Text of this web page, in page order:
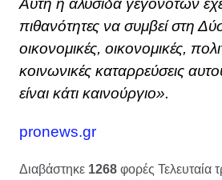
πιθανότητες να συμβεί στη
οικονομικές, οικονομικές,
κοινωνικές καταρρεύσεις
είναι κάτι καινούργιο».
pronews.gr
Διαβάστηκε 1268 φορές Τελευταία